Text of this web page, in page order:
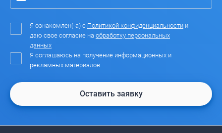
Я ознакомлен(-а) с Политикой конфиденциальности и
даю свое согласие на обработку персональных
данных
Я соглашаюсь на получение информационных и
рекламных материалов
Оставить заявку